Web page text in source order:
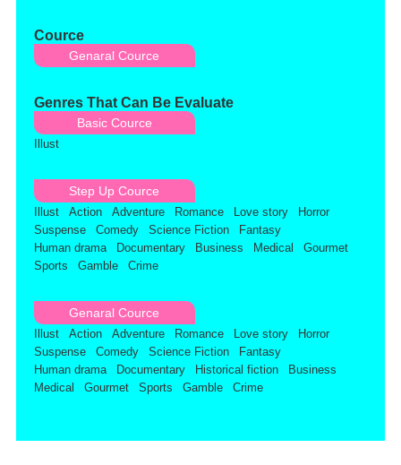
Cource
Genaral Cource
Genres That Can Be Evaluate
Basic Cource
Illust
Step Up Cource
Illust Action Adventure Romance Love story
Horror
Suspense
Comedy Science Fiction
Fantasy
Human drama
Documentary Business Medical
Gourmet
Sports
Gamble Crime
Genaral Cource
Illust Action Adventure Romance Love story
Horror
Suspense
Comedy Science Fiction
Fantasy
Human drama
Documentary Historical fiction
Business
Medical
Gourmet Sports Gamble Crime